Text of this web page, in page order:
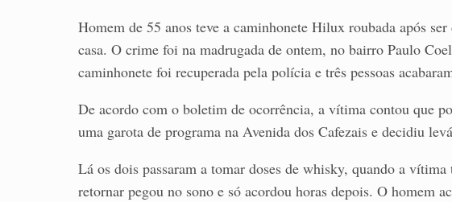
Homem de 55 anos teve a caminhonete Hilux roubada após
casa. O crime foi na madrugada de ontem, no bairro Paulo
caminhonete foi recuperada pela polícia e três pessoas
De acordo com o boletim de ocorrência, a vítima contou que
uma garota de programa na Avenida dos Cafezais e decidiu
Lá os dois passaram a tomar doses de whisky, quando a
retornar pegou no sono e só acordou horas depois. O homem